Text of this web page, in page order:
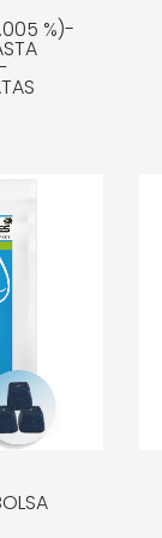
%)-
El
MORE INFO